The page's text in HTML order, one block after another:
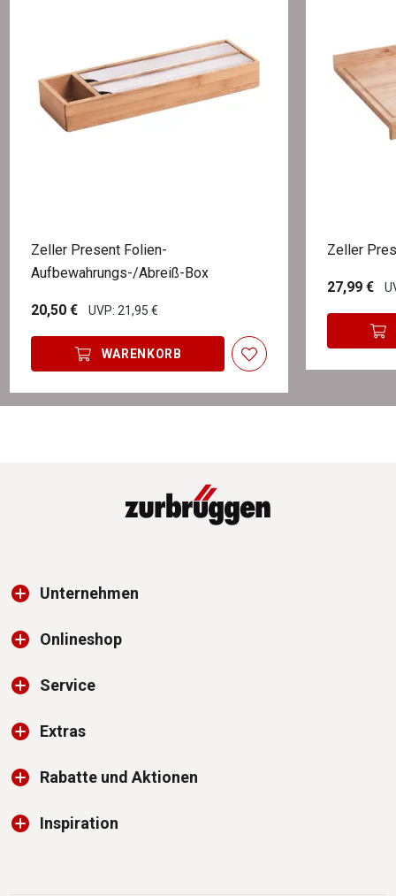
Zeller Present Folien-
Aufbewahrungs-/Abreiß-Box
20,50 € UVP: 21,95 €
WARENKORB
Zeller
27,99 €
Unternehmen
Onlineshop
Service
Extras
Rabatte und Aktionen
Inspiration